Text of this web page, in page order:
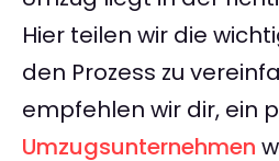
Hier teilen wir die
den Prozess zu
empfehlen wir dir, ein
Umzugsunternehmen